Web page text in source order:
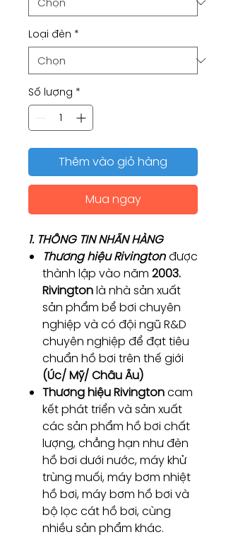
Loại đèn *
Số lượng *
Thêm vào giỏ hàng
Mua ngay
1. THÔNG TIN NHÃN HÀNG
Thương hiệu Rivington được
thành lập vào năm 2003.
Rivingtonlà nhà sản xuất
sản phẩm bể bơi chuyên
nghiệp và có đội ngũ R&D
chuyên nghiệp để đạt tiêu
chuẩn hồ bơi trên thế giới
(Úc/ Mỹ/ Châu Âu)
Thương hiệu Rivingtoncam
kết phát triển và sản xuất
các sản phẩm hồ bơi chất
lượng, chẳng hạn như đèn
hồ bơi dưới nước, máy khử
trùng muối, máy bơm nhiệt
hồ bơi, máy bơm hồ bơi và
bộ lọc cát hồ bơi, cùng
nhiều sản phẩm khác.